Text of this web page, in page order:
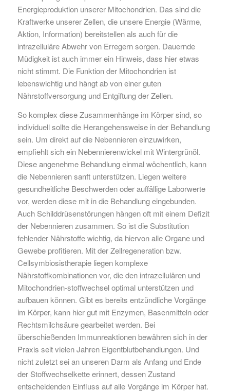
Energieproduktion unserer Mitochondrien. Das sind die
Kraftwerke unserer Zellen, die unsere Energie (Wärme,
Aktion, Information) bereitstellen als auch für die
intrazelluläre Abwehr von Erregern sorgen. Dauernde
Müdigkeit ist auch immer ein Hinweis, dass hier etwas
nicht stimmt. Die Funktion der Mitochondrien ist
lebenswichtig und hängt ab von einer guten
Nährstoffversorgung und Entgiftung der Zellen.
So komplex diese Zusammenhänge im Körper sind, so
individuell sollte die Herangehensweise in der Behandlung
sein. Um direkt auf die Nebennieren einzuwirken,
empfiehlt sich ein Nebennierenwickel mit Wintergrünöl.
Diese angenehme Behandlung einmal wöchentlich, kann
die Nebennieren sanft unterstützen. Liegen weitere
gesundheitliche Beschwerden oder auffällige Laborwerte
vor, werden diese mit in die Behandlung eingebunden.
Auch Schilddrüsenstörungen hängen oft mit einem Defizit
der Nebennieren zusammen. So ist die Substitution
fehlender Nährstoffe wichtig, da hiervon alle Organe und
Gewebe profitieren. Mit der Zellregeneration bzw.
Cellsymbiosistherapie liegen komplexe
Nährstoffkombinationen vor, die den intrazellulären und
Mitochondrien-stoffwechsel optimal unterstützen und
aufbauen können. Gibt es bereits entzündliche Vorgänge
im Körper, kann hier gut mit Enzymen, Basenmitteln oder
Rechtsmilchsäure gearbeitet werden. Bei
überschießenden Immunreaktionen bewähren sich in der
Praxis seit vielen Jahren Eigentblutbehandlungen. Und
nicht zuletzt sei an unseren Darm als Anfang und Ende
der Stoffwechselkette erinnert, dessen Zustand
entscheidenden Einfluss auf alle Vorgänge im Körper hat.